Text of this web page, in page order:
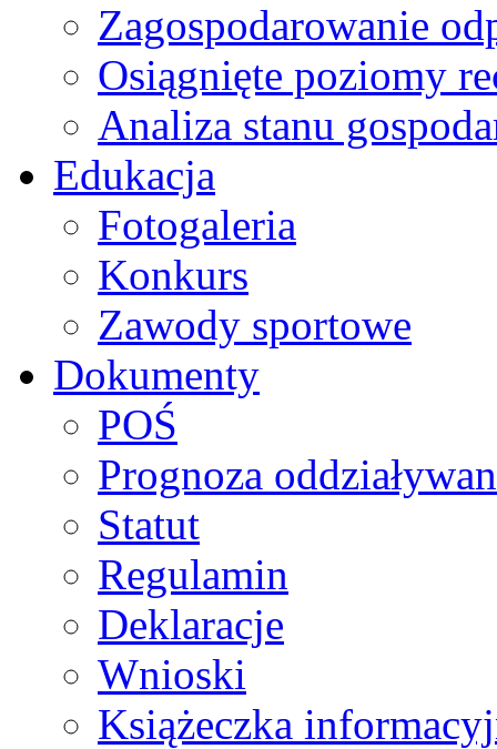
Zagospodarowanie
Osiągnięte poziomy
Analiza stanu
Edukacja
Fotogaleria
Konkurs
Zawody sportowe
Dokumenty
POŚ
Prognoza
Statut
Regulamin
Deklaracje
Wnioski
Książeczka